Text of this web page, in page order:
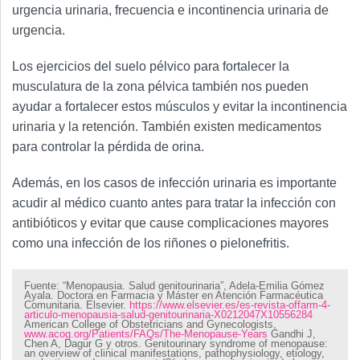
urgencia urinaria, frecuencia e incontinencia urinaria de
urgencia.
Los ejercicios del suelo pélvico para fortalecer la
musculatura de la zona pélvica también nos pueden
ayudar a fortalecer estos músculos y evitar la incontinencia
urinaria y la retención. También existen medicamentos
para controlar la pérdida de orina.
Además, en los casos de infección urinaria es importante
acudir al médico cuanto antes para tratar la infección con
antibióticos y evitar que cause complicaciones mayores
como una infección de los riñones o pielonefritis.
Fuente: “Menopausia. Salud genitourinaria”, Adela-Emilia Gómez
Ayala. Doctora en Farmacia y Máster en Atención Farmacéutica
Comunitaria. Elsevier. https://www.elsevier.es/es-revista-offarm-4-
articulo-menopausia-salud-genitourinaria-X0212047X10556284
American College of Obstetricians and Gynecologists,
www.acog.org/Patients/FAQs/The-Menopause-Years Gandhi J,
Chen A, Dagur G y otros. Genitourinary syndrome of menopause:
an overview of clinical manifestations, pathophysiology, etiology,